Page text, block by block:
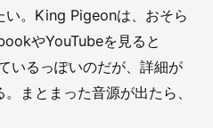
い。King Pigeonは、おそら
やYouTubeを見ると
いるっぽいのだが、詳細が
まとまった音源が出たら、